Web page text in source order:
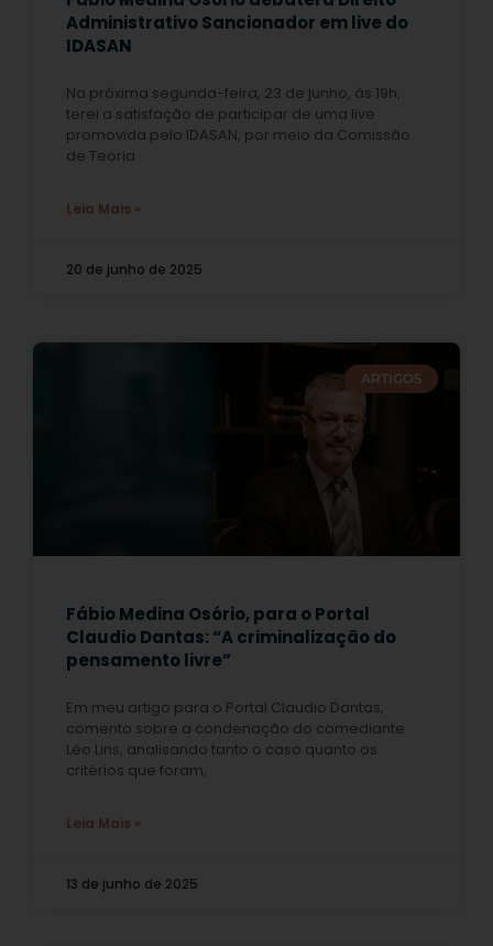
Administrativo Sancionador em live do
IDASAN
Na próxima segunda-feira, 23 de junho, às 19h,
terei a satisfação de participar de uma live
promovida pelo IDASAN, por meio da Comissão
de Teoria
Leia Mais »
20 de junho de 2025
ARTIGOS
Fábio Medina Osório, para o Portal
Claudio Dantas: “A criminalização do
pensamento livre”
Em meu artigo para o Portal Claudio Dantas,
comento sobre a condenação do comediante
Léo Lins, analisando tanto o caso quanto os
critérios que foram,
Leia Mais »
13 de junho de 2025